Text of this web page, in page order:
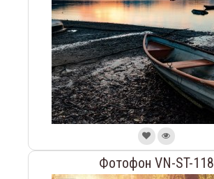
Фотофон VN-ST-118